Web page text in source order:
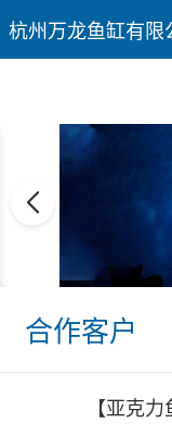
杭州万龙鱼缸有限
合作客户
【亚克